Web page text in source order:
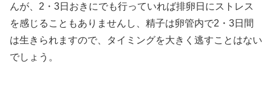
んが、2・3日おきにでも行っていれば排卵日にストレス
を感じることもありませんし、精子は卵管内で2・3日間
は生きられますので、タイミングを大きく逃すことはない
でしょう。